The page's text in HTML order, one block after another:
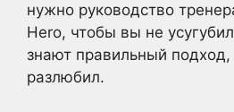
нужно руководство
Hero, чтобы вы не
знают правильный подход,
разлюбил.